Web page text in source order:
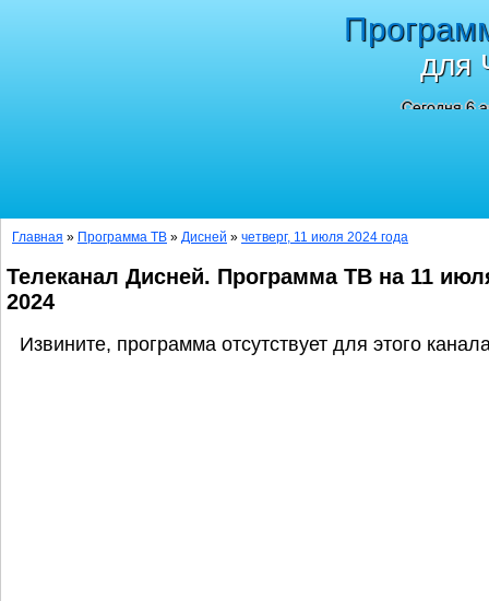
для
Сегодня 6
Главная » Программа ТВ » Дисней » четверг, 11 июля 2024 года
Телеканал Дисней. Программа ТВ на 11
2024
Извините, программа отсутствует для этого